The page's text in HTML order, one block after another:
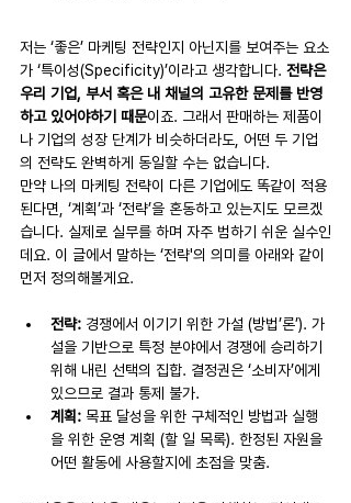
저는 ‘좋은’ 마케팅 전략인지 아닌지를 보여주는 요소
가 ‘특이성(Specificity)’이라고 생각합니다. 전략은
우리 기업, 부서 혹은 내 채널의 고유한 문제를 반영
하고 있어야하기 때문이죠. 그래서 판매하는 제품이
나 기업의 성장 단계가 비슷하더라도, 어떤 두 기업
의 전략도 완벽하게 동일할 수는 없습니다.
만약 나의 마케팅 전략이 다른 기업에도 똑같이 적용
된다면, ‘계획’과 ‘전략’을 혼동하고 있는지도 모르겠
습니다. 실제로 실무를 하며 자주 범하기 쉬운 실수인
데요. 이 글에서 말하는 ‘전략'의 의미를 아래와 같이
먼저 정의해볼게요.
전략: 경쟁에서 이기기 위한 가설 (방법’론’). 가
설을 기반으로 특정 분야에서 경쟁에 승리하기
위해 내린 선택의 집합. 결정권은 ‘소비자’에게
있으므로 결과 통제 불가.
계획: 목표 달성을 위한 구체적인 방법과 실행
을 위한 운영 계획 (할 일 목록). 한정된 자원을
어떤 활동에 사용할지에 초점을 맞춤.